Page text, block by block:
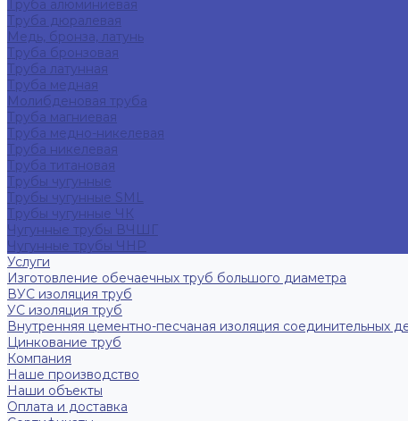
Труба алюминиевая
Труба дюралевая
Медь, бронза, латунь
Труба бронзовая
Труба латунная
Труба медная
Молибденовая труба
Труба магниевая
Труба медно-никелевая
Труба никелевая
Труба титановая
Трубы чугунные
Трубы чугунные SML
Трубы чугунные ЧК
Чугунные трубы ВЧШГ
Чугунные трубы ЧНР
Услуги
Изготовление обечаечных труб большого диаметра
ВУС изоляция труб
УС изоляция труб
Внутренняя цементно-песчаная изоляция соединительных
Цинкование труб
Компания
Наше производство
Наши объекты
Оплата и доставка